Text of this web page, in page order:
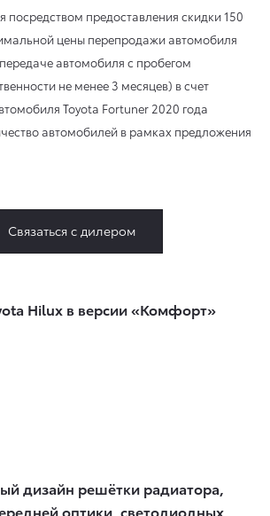
посредством предоставления скидки 150
цены перепродажи автомобиля
автомобиля с пробегом
не менее 3 месяцев) в счет
Toyota Fortuner 2020 года
автомобилей в рамках предложения
Связаться с дилером
Hilux в версии «Комфорт»
дизайн решётки радиатора,
оптики, светодиодных